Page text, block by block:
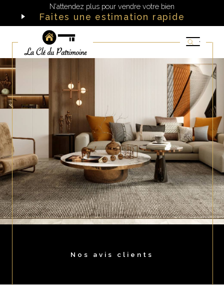
N'attendez plus pour vendre votre bien
Faites une estimation rapide
Nos avis clients